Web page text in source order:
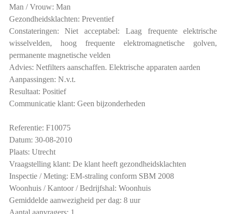
Man / Vrouw: Man
Gezondheidsklachten: Preventief
Constateringen: Niet acceptabel: Laag frequente elektrische
wisselvelden, hoog frequente elektromagnetische golven,
permanente magnetische velden
Advies: Netfilters aanschaffen. Elektrische apparaten aarden
Aanpassingen: N.v.t.
Resultaat: Positief
Communicatie klant: Geen bijzonderheden
Referentie: F10075
Datum: 30-08-2010
Plaats: Utrecht
Vraagstelling klant: De klant heeft gezondheidsklachten
Inspectie / Meting: EM-straling conform SBM 2008
Woonhuis / Kantoor / Bedrijfshal: Woonhuis
Gemiddelde aanwezigheid per dag: 8 uur